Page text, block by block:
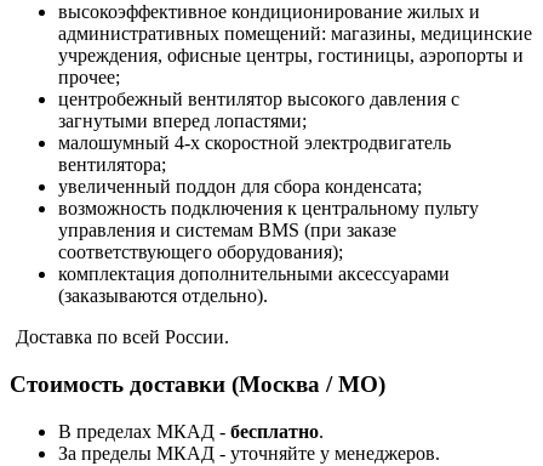
высокоэффективное кондиционирование жилых и
административных помещений: магазины, медицинские
учреждения, офисные центры, гостиницы, аэропорты и
прочее;
центробежный вентилятор высокого давления с
загнутыми вперед лопастями;
малошумный 4-х скоростной электродвигатель
вентилятора;
увеличенный поддон для сбора конденсата;
возможность подключения к центральному пульту
управления и системам BMS (при заказе
соответствующего оборудования);
комплектация дополнительными аксессуарами
(заказываются отдельно).
Доставка по всей России.
Стоимость доставки (Москва / МО)
В пределах МКАД - бесплатно.
За пределы МКАД - уточняйте у менеджеров.